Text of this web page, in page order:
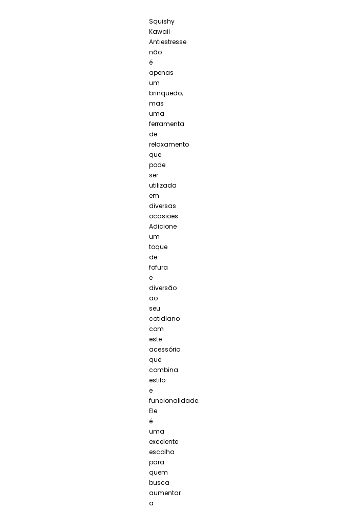
Squishy
Kawaii
Antiestresse
não
é
apenas
um
brinquedo,
mas
uma
ferramenta
de
relaxamento
que
pode
ser
utilizada
em
diversas
ocasiões.
Adicione
um
toque
de
fofura
e
diversão
ao
seu
cotidiano
com
este
acessório
que
combina
estilo
e
funcionalidade.
Ele
é
uma
excelente
escolha
para
quem
busca
aumentar
a